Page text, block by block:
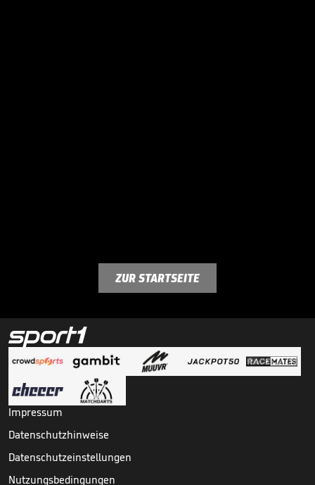
ZUR STARTSEITE
Impressum
Datenschutzhinweise
Datenschutzeinstellungen
Nutzungsbedingungen